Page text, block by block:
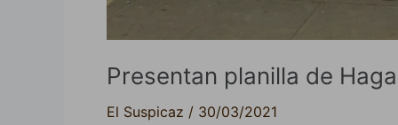
Presentan planilla de
El Suspicaz / 30/03/2021